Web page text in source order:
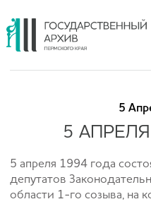
5
5
5 апреля 1994 года
депутатов
области 1-го созыва, на